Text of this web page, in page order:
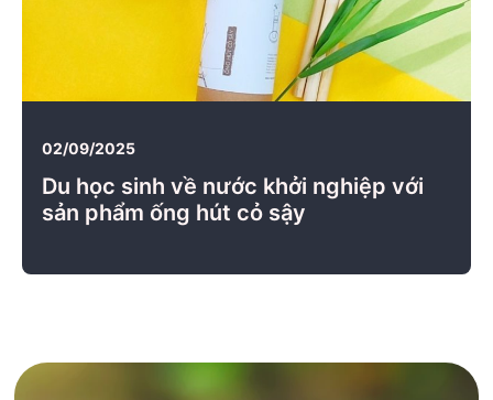
02/09/2025
Du học sinh về nước khởi nghiệp với
sản phẩm ống hút cỏ sậy